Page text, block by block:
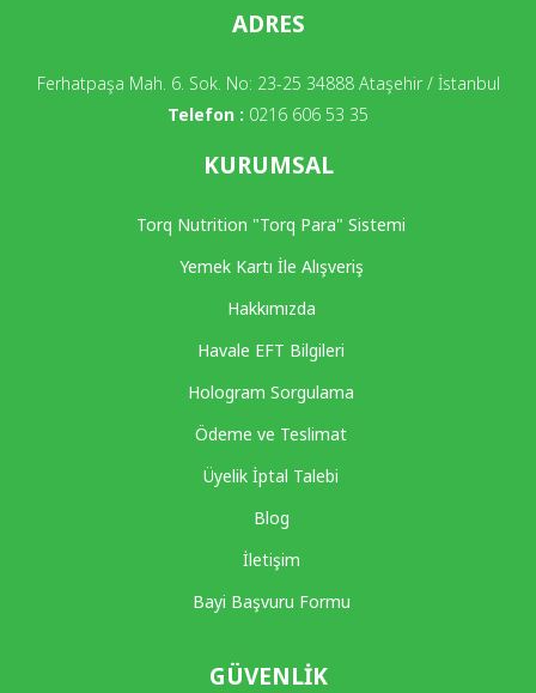
ADRES
Ferhatpaşa Mah. 6. Sok. No: 23-25 34888 Ataşehir / İstanbul
Telefon : 0216 606 53 35
KURUMSAL
Torq Nutrition "Torq Para" Sistemi
Yemek Kartı İle Alışveriş
Hakkımızda
Havale EFT Bilgileri
Hologram Sorgulama
Ödeme ve Teslimat
Üyelik İptal Talebi
Blog
İletişim
Bayi Başvuru Formu
GÜVENLIK